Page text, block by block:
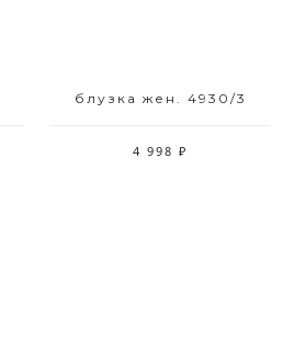
блузка жен. 4930/3
4 998 ₽